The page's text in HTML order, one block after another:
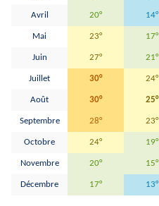
Avril 20° 14°
Mai 23° 17°
Juin 27° 21°
Juillet 30° 24°
Août 30° 25°
Septembre 28° 23°
Octobre 24° 19°
Novembre 20° 15°
Décembre 17° 13°